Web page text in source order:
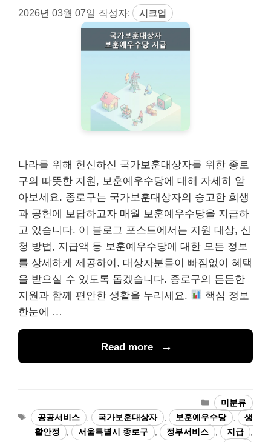
2026년 03월 07일 작성자: 시크업
나라를 위해 헌신하신 국가보훈대상자를 위한 종로
구의 따뜻한 지원, 보훈예우수당에 대해 자세히 알
아보세요. 종로구는 국가보훈대상자의 숭고한 희생
과 공헌에 보답하고자 매월 보훈예우수당을 지급하
고 있습니다. 이 블로그 포스트에서는 지원 대상, 신
청 방법, 지급액 등 보훈예우수당에 대한 모든 정보
를 상세하게 제공하여, 대상자분들이 빠짐없이 혜택
을 받으실 수 있도록 돕겠습니다. 종로구의 든든한
지원과 함께 편안한 생활을 누리세요.
핵심 정보
한눈에 …
Read more
카
테
고
리
미분류
태
그
공공서비스 국가보훈대상자 보훈예우수당
생
활안정
서울특별시 종로구 정부서비스 지급